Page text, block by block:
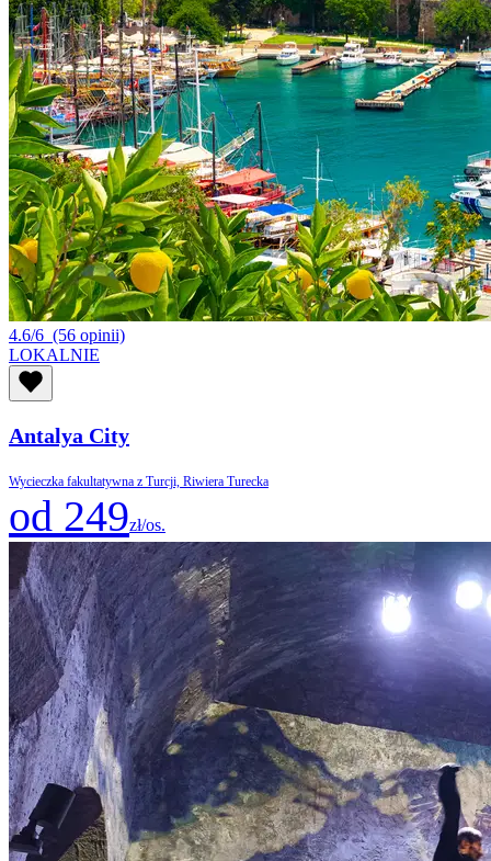
4.6/6 (56 opinii)
LOKALNIE
Antalya City
Wycieczka fakultatywna z Turcji, Riwiera Turecka
od 249zł/os.